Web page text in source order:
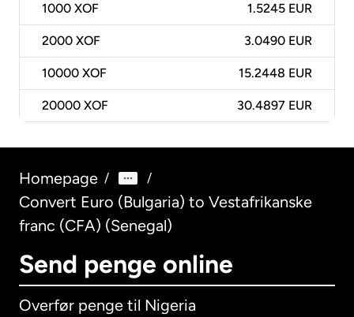
1000 XOF 1.5245 EUR
2000 XOF 3.0490 EUR
10000 XOF 15.2448 EUR
20000 XOF 30.4897 EUR
Homepage / /
Convert Euro (Bulgaria) to Vestafrikanske
franc (CFA) (Senegal)
Send penge online
Overfør penge til Nigeria